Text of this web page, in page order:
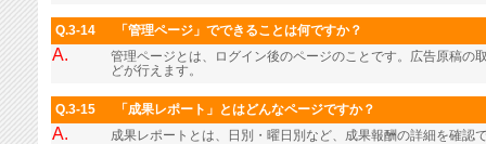
Q.3-14 「管理ページ」でできることは何ですか？
A.
管理ページとは、ログイン後のページのことです。広告原稿の
どが行えます。
Q.3-15 「成果レポート」とはどんなページですか？
A. 成果レポートとは、日別・曜日別など、成果報酬の詳細を確認